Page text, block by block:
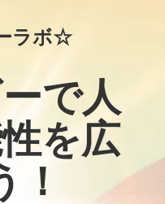
ラボ☆
で人
を広
！